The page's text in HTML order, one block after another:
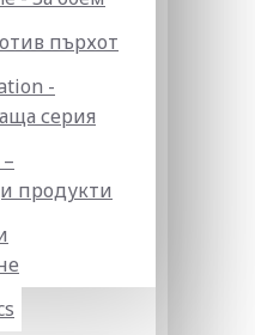
пърхот
-
серия
продукти